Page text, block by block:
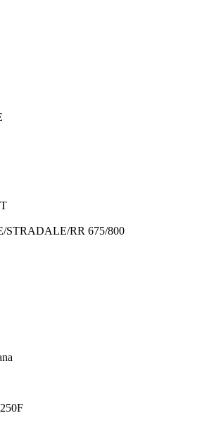
RR 675/800